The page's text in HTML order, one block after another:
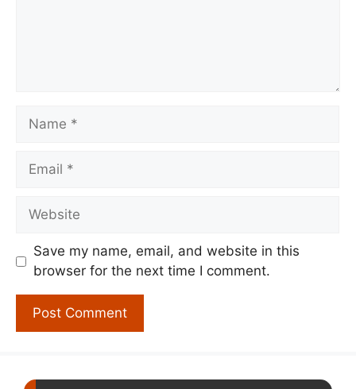
Name
Email
Website
Save my name, email, and website in this
browser for the next time I comment.